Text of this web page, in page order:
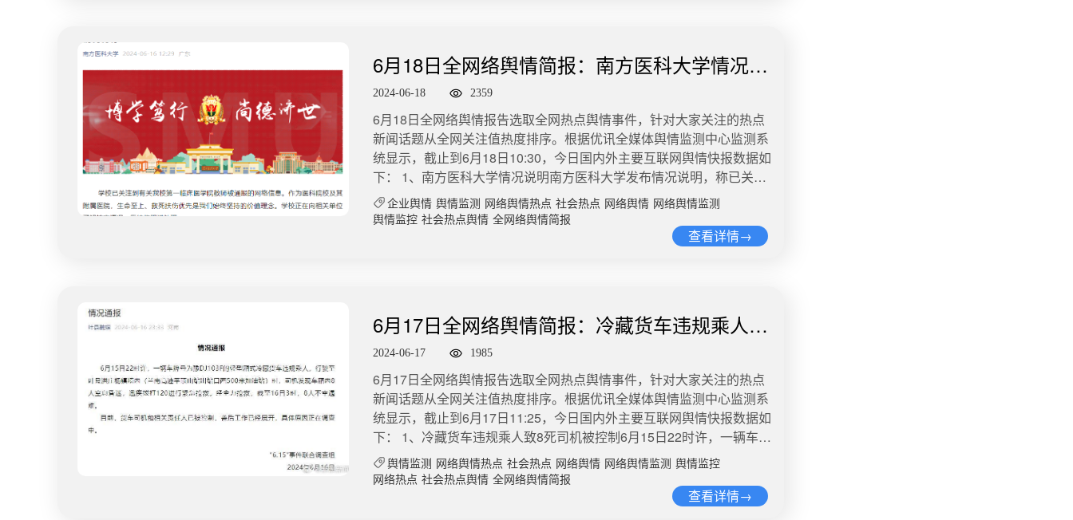
基准的权利保障属性，拓宽劳动基准法的适用范围具有重要的现实意
义。（法治日报）微博舆情热度：阅读量1663.5万 讨论量1145​​​5、韩国
设“婚姻登记特别税额减免”制度，以减轻国民结婚的经济负担。政府还
计划推出一系列支持措施，包括子女养育税额减免、提高育儿假工资、
延长男性育儿假等。微博舆情热度：阅读量571.5万 讨论量413​6、多地
试点地铁闸门常开模式早晚高峰进出地铁站，你是否被堵在闸机口过？
刷卡或者刷码进地铁，你是否被闸机夹到过？近日，#多地试点地铁闸
门常开模式#，乘客入闸无需等待闸门动作，即可快速通过。据介绍，
“闸门常开”模式在一定程度上提高通行效率，特别是可以缓解早晚高峰
不应该保持起码的善意吗？退一万步说，就算真有涉嫌考试违规的确凿
证据，在网上对一名未成年人展开大鸣大放式的批判，这合适吗？把传
播这种扑风捉影的怀疑当作个人权利，那是你一厢情愿的理解，就不要
再玷污权利的概念了。微博舆情热度：阅读量1140.5万 讨论量2079​4、
韩国麦当劳暂时停止销售炸薯条据中华网2024年6月20日报道，麦当劳
韩国分公司于周四宣布，因遭遇供应链方面的突发状况，他们不得不暂
时停止炸薯条的供应。这一消息是通过其官网的一份声明发布的，声明
中提到：“由于供应链发生未预见的问题，我们当前无法继续提供炸薯
条服务。”公司对此造成的不便向顾客表达了诚挚的歉意，并承诺会尽
快解决以恢复炸薯条的正常销售。微博舆情热度：阅读量732.3万 讨论
量1318​​​5、Manner回应店员泼顾客咖啡粉6月17日，上海一连锁咖啡店
示，针对该女店员的表现，已经做了处理，肯定是被辞退了。微博舆情
热度：阅读量695.8万 讨论量203​6、中山公园地铁站发生捅人事件系谣
某超市门口抓捕一名涉嫌盗窃的违法犯罪人员，无持刀伤人情况。微博
舆情热度：阅读量360.1万 讨论量31
于该国际组织）夫妇驱车至该地点，将车停靠在机动车道上，违反停车
管理规定，影响过往车辆通行，后在他人提醒时仍拒绝挪车，并辱骂他
交管部门依法作出罚款处罚。对工作中发现的余某夫妇违规饲养犬只的
违法行为，属地公安机关依照法定程序作出相应处理。对余某存在的治
安违法行为，属地公安机关已立为行政案件开展工作。微博舆情热度：
阅读量6887万 讨论量1万​​3、胖东来调改永辉超市重新开业6月19日，
河南郑州，#胖东来调改永辉超市重新开业#，现场人山人海，开业不到
20分钟超市就采取限流措施。​此前，永辉超市发布《致顾客的一封信》
中提到，调改后商品结构达到胖东来商品结构的90%以上；新增顾客休
断崖下跌博主滤镜粉碎机测评四大电商平台销售前列24份荔枝将近100
斤荔枝，80%以上出现烂果。有的荔枝物流配送超过60小时，荔枝腐烂
率约20%。此外，我们还遇到了用便宜品种冒充较贵品种，抢采未成熟
荔枝口味酸涩，短斤缺两三分之一以上……微博舆情热度：阅读量
1718.9万 讨论量2573​​​5、瓜摊老板西瓜被砸倒赔500元被砸西瓜摊老板
自述事情经过：路过一个重庆工贸职业技术学院门口，停下来卖了一小
会儿西瓜，恰好学校门口不远处有一个水果摊子，据说夫妻都不正常，
见我在卖西瓜，可能觉得我抢了他的生意不让我卖赶我走，我有一个瓜
钱没收到等了一会儿，他们占我称不让我走，我推了他们一把，就发生
了这些事…最终处理结果是扫给对方监护人500元！微博舆情热度：阅
读量1317.3万 讨论量1604​6、快递保鲜费引争议随着夏季到来，大量应
6月18日全网络舆情简报：南方医科大学情况说
明
2024-06-18 2359
​​6月18日全网络舆情报告选取全网热点舆情事件，针对大家关注的热点
新闻话题从全网关注值热度排序。根据优讯全媒体舆情监测中心监测系
统显示，截止到6月18日10:30，今日国内外主要互联网舆情快报数据如
下： 1、南方医科大学情况说明南方医科大学发布情况说明，称已关注
到有关该校第一临床医学院教师被通报的网络信息，学校正在向相关单
位了解核实情况，后续将跟进处理。 ​​​说明中还指出：“作为医科院校及
其附属医院，生命至上、救死扶伤优先是我们始终坚持的价值理念。”
新闻（www.thepaper.cn）注意到，公示名单中拥有博士学位的考生苏
朕来自世界顶尖学府斯坦福大学，其报考的是宿州市下辖的灵璧县乡镇
人，灵璧县下辖的韦集镇和向阳镇各招录一名，录用后考生按总成绩排
名选择岗位，将从事公共服务、乡风文明建设、乡村振兴等基层综合管
理工作。澎湃新闻记者注意到，报考要求中明确该岗位面向本市户籍人
员，录用后需签订5年不得流出本乡镇的协议。此前宿州市公务员局公
布的考试成绩表显示，报考该职位的6名考生中，苏朕的笔试、面试、
总分成绩均位列第一。值得注意的是，宿州市公务员局6月6日公布的
2024年度考试录用公务员拟录用人员公示名单（第一批）共104人，6
企业舆情 舆情监测 网络舆情热点 社会热点 网络舆情 网络舆情监测
舆情监控 社会热点舆情 全网络舆情简报
查看详情→
6月17日全网络舆情简报：冷藏货车违规乘人致
8死司机被控制
2024-06-17 1985
​​6月17日全网络舆情报告选取全网热点舆情事件，针对大家关注的热点
新闻话题从全网关注值热度排序。根据优讯全媒体舆情监测中心监测系
统显示，截止到6月17日11:25，今日国内外主要互联网舆情快报数据如
下： 1、冷藏货车违规乘人致8死司机被控制6月15日22时许，一辆车牌
号为豫DJ103F的轻型厢式冷藏货车违规乘人，行驶至河南省平顶山市
叶县洪庄杨镇境内（兰南高速平顶山站出站口西500米加油站）时，司
机发现车厢内8人窒息昏迷，迅疾拨打120进行紧急抢救。经全力抢救，
舆情监测 网络舆情热点 社会热点 网络舆情 网络舆情监测 舆情监控
网络热点 社会热点舆情 全网络舆情简报
查看详情→